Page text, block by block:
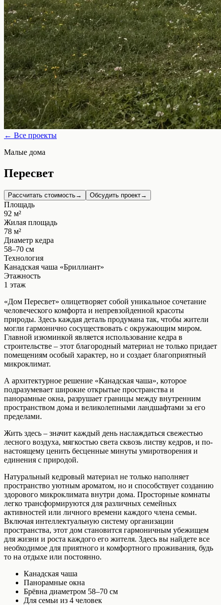
← Все проекты
Малые дома
Пересвет
Рассчитать стоимость→ Обсудить проект→
Площадь
92 м²
Жилая площадь
78 м²
Диаметр кедра
58–70 см
Технология
Канадская чаша «Бриллиант»
Этажность
1 этаж
«Дом Пересвет» олицетворяет собой уникальное сочетание
человеческого комфорта и непревзойденной красоты
природы. Здесь каждая деталь продумана так, чтобы жители
могли гармонично сосуществовать с окружающим миром.
Главной изюминкой является использование кедра в
строительстве – этот благородный материал не только придает
помещениям особый характер, но и создает благоприятный
микроклимат.
А архитектурное решение «Канадская чаша», которое
подразумевает широкие открытые пространства и
панорамные окна, разрушает границы между внутренним
пространством дома и великолепными ландшафтами за его
пределами.
Жить здесь – значит каждый день наслаждаться свежестью
лесного воздуха, мягкостью света сквозь листву кедров, и по-
настоящему ценить бесценные минуты умиротворения и
единения с природой.
Натуральный кедровый материал не только наполняет
пространство уютным ароматом, но и способствует созданию
здорового микроклимата внутри дома. Просторные комнаты
легко трансформируются для различных семейных
активностей или личного времени каждого члена семьи.
Включая интеллектуальную систему организации
пространства, этот дом становится гармоничным убежищем
для жизни и роста каждого его жителя. Здесь вы найдете все
необходимое для приятного и комфортного проживания, будь
то на отдыхе или постоянно.
Канадская чаша
Панорамные окна
Брёвна диаметром 58–70 см
Для семьи из 4 человек